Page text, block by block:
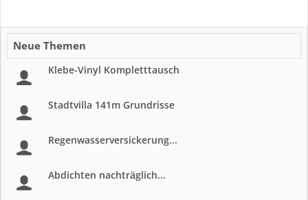
Neue Themen
Klebe-Vinyl Kompletttausch
Stadtvilla 141m Grundrisse
Regenwasserversickerung...
Abdichten nachträglich...